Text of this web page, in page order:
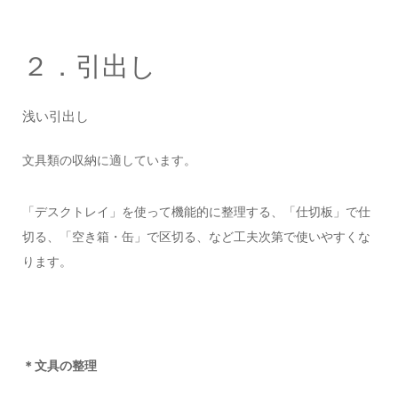
２．引出し
浅い引出し
文具類の収納に適しています。
「デスクトレイ」を使って機能的に整理する、「仕切板」で仕
切る、「空き箱・缶」で区切る、など工夫次第で使いやすくな
ります。
＊文具の整理